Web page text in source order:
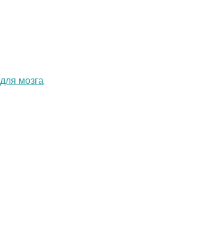
мозга